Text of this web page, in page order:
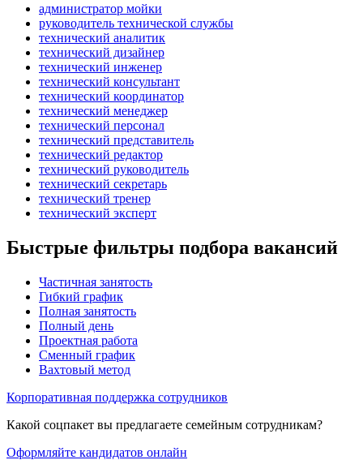
администратор мойки
руководитель технической службы
технический аналитик
технический дизайнер
технический инженер
технический консультант
технический координатор
технический менеджер
технический персонал
технический представитель
технический редактор
технический руководитель
технический секретарь
технический тренер
технический эксперт
Быстрые фильтры подбора вакансий
Частичная занятость
Гибкий график
Полная занятость
Полный день
Проектная работа
Сменный график
Вахтовый метод
Корпоративная поддержка сотрудников
Какой соцпакет вы предлагаете семейным сотрудникам?
Оформляйте кандидатов онлайн